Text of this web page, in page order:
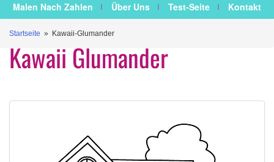
Malen Nach Zahlen
Über Uns Test-Seite Kontakt
Startseite » Kawaii-Glumander
Kawaii Glumander